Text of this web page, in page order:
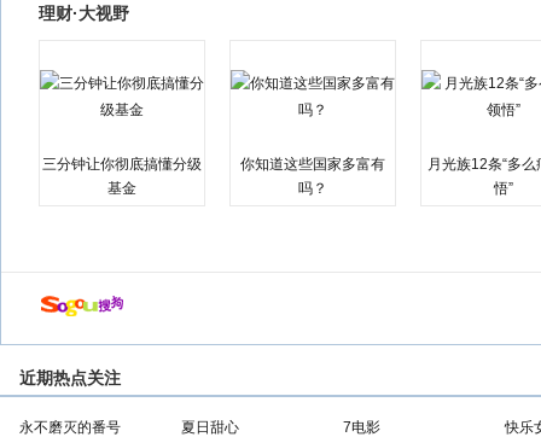
理财·大视野
三分钟让你彻底搞懂分级
基金
你知道这些国家多富有
吗？
月光族12条“多么
悟”
近期热点关注
永不磨灭的番号 夏日甜心 7电影
快乐